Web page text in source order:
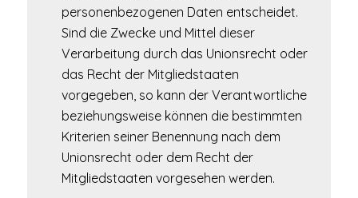
personenbezogenen Daten entscheidet.
Sind die Zwecke und Mittel dieser
Verarbeitung durch das Unionsrecht oder
das Recht der Mitgliedstaaten
vorgegeben, so kann der Verantwortliche
beziehungsweise können die bestimmten
Kriterien seiner Benennung nach dem
Unionsrecht oder dem Recht der
Mitgliedstaaten vorgesehen werden.